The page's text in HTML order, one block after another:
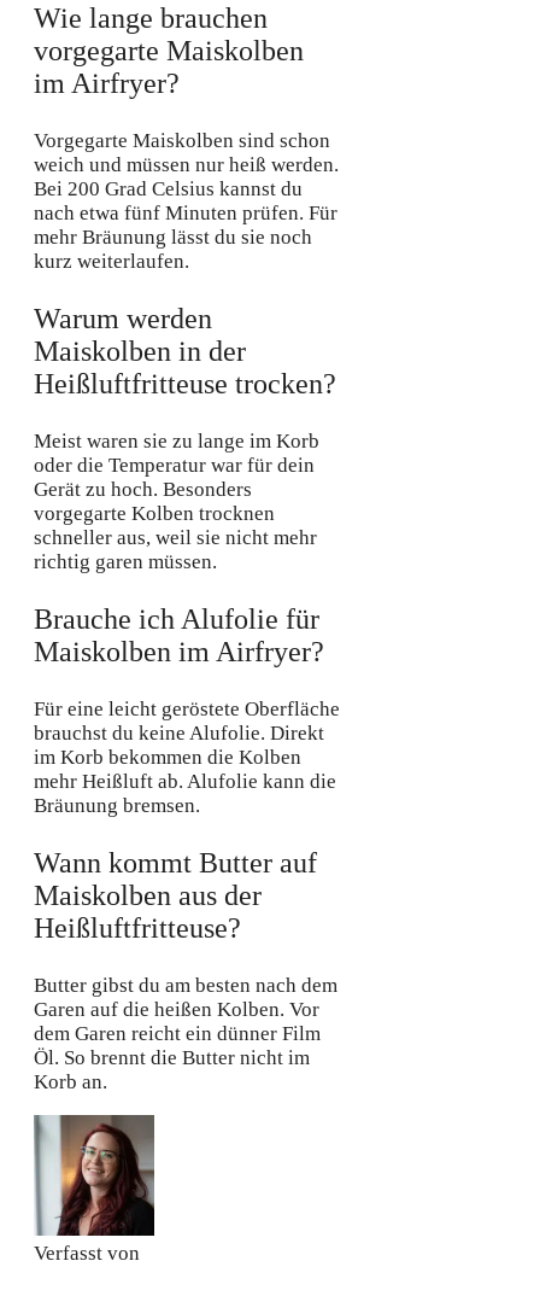
Wie lange brauchen
vorgegarte Maiskolben
im Airfryer?
Vorgegarte Maiskolben sind schon
weich und müssen nur heiß werden.
Bei 200 Grad Celsius kannst du
nach etwa fünf Minuten prüfen. Für
mehr Bräunung lässt du sie noch
kurz weiterlaufen.
Warum werden
Maiskolben in der
Heißluftfritteuse trocken?
Meist waren sie zu lange im Korb
oder die Temperatur war für dein
Gerät zu hoch. Besonders
vorgegarte Kolben trocknen
schneller aus, weil sie nicht mehr
richtig garen müssen.
Brauche ich Alufolie für
Maiskolben im Airfryer?
Für eine leicht geröstete Oberfläche
brauchst du keine Alufolie. Direkt
im Korb bekommen die Kolben
mehr Heißluft ab. Alufolie kann die
Bräunung bremsen.
Wann kommt Butter auf
Maiskolben aus der
Heißluftfritteuse?
Butter gibst du am besten nach dem
Garen auf die heißen Kolben. Vor
dem Garen reicht ein dünner Film
Öl. So brennt die Butter nicht im
Korb an.
Verfasst von